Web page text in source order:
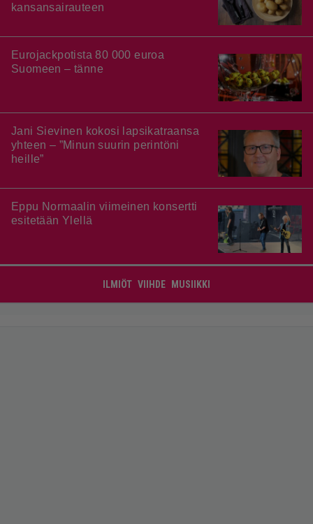
kansansairauteen
Eurojackpotista 80 000 euroa
Suomeen – tänne
Jani Sievinen kokosi lapsikatraansa
yhteen – ”Minun suurin perintöni
heille”
Eppu Normaalin viimeinen konsertti
esitetään Ylellä
ILMIÖT VIIHDE MUSIIKKI